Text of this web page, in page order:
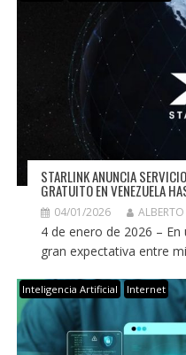
STARLINK ANUNCIA
GRATUITO EN VENEZUELA
04/01/2026
4 de enero de 2026 –
gran expectativa entre
Inteligencia Artificial Internet